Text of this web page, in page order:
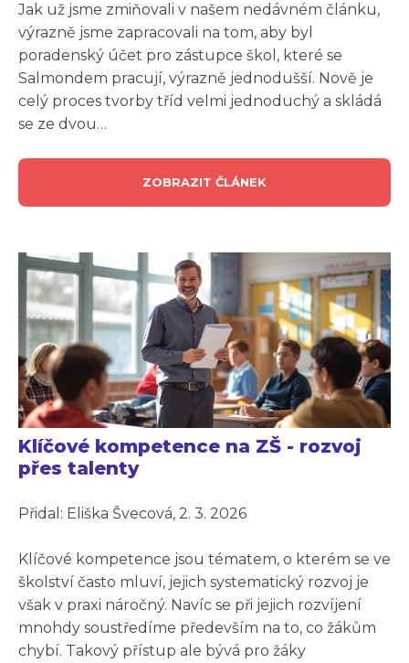
Jak už jsme zmiňovali v našem nedávném článku,
výrazně jsme zapracovali na tom, aby byl
poradenský účet pro zástupce škol, které se
Salmondem pracují, výrazně jednodušší. Nově je
celý proces tvorby tříd velmi jednoduchý a skládá
se ze dvou…
ZOBRAZIT ČLÁNEK
Klíčové kompetence na ZŠ - rozvoj
přes talenty
Přidal: Eliška Švecová, 2. 3. 2026
Klíčové kompetence jsou tématem, o kterém se ve
školství často mluví, jejich systematický rozvoj je
však v praxi náročný. Navíc se při jejich rozvíjení
mnohdy soustředíme především na to, co žákům
chybí. Takový přístup ale bývá pro žáky